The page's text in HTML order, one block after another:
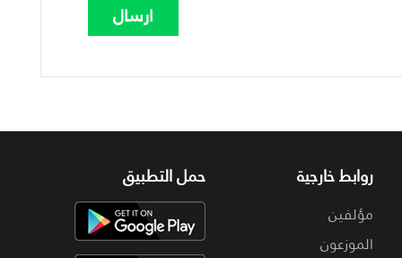
روابط خارجية
مؤلفين
الموزعون
حمل التطبيق